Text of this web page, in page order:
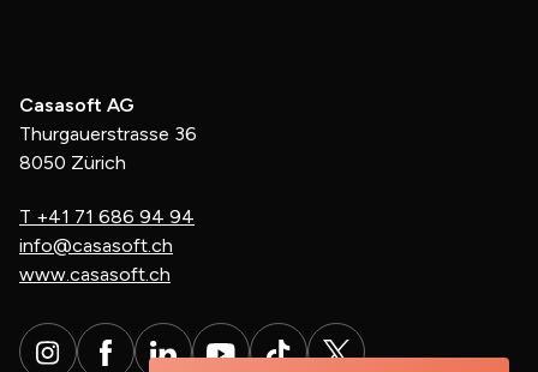
Casasoft AG
Thurgauerstrasse 36
8050 Zürich
T +41 71 686 94 94
info@casasoft.ch
www.casasoft.ch